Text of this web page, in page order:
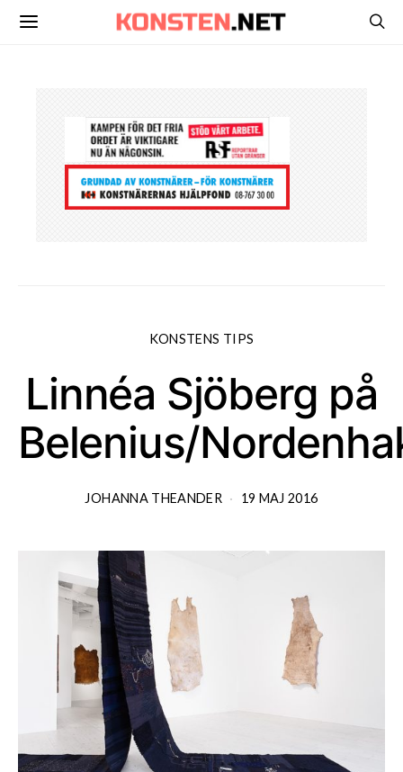
KONSTENS TIPS
Linnéa Sjöberg på
Belenius/
JOHANNA THEANDER 19 MAJ 2016